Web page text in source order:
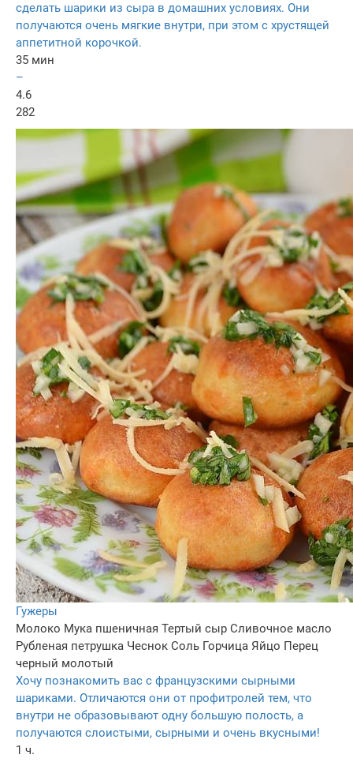
сделать шарики из сыра в домашних условиях. Они
получаются очень мягкие внутри, при этом с хрустящей
аппетитной корочкой.
35 мин
–
4.6
282
Гужеры
Молоко Мука пшеничная Тертый сыр Сливочное масло
Рубленая петрушка Чеснок Соль Горчица Яйцо Перец
черный молотый
Хочу познакомить вас с французскими сырными
шариками. Отличаются они от профитролей тем, что
внутри не образовывают одну большую полость, а
получаются слоистыми, сырными и очень вкусными!
1 ч.